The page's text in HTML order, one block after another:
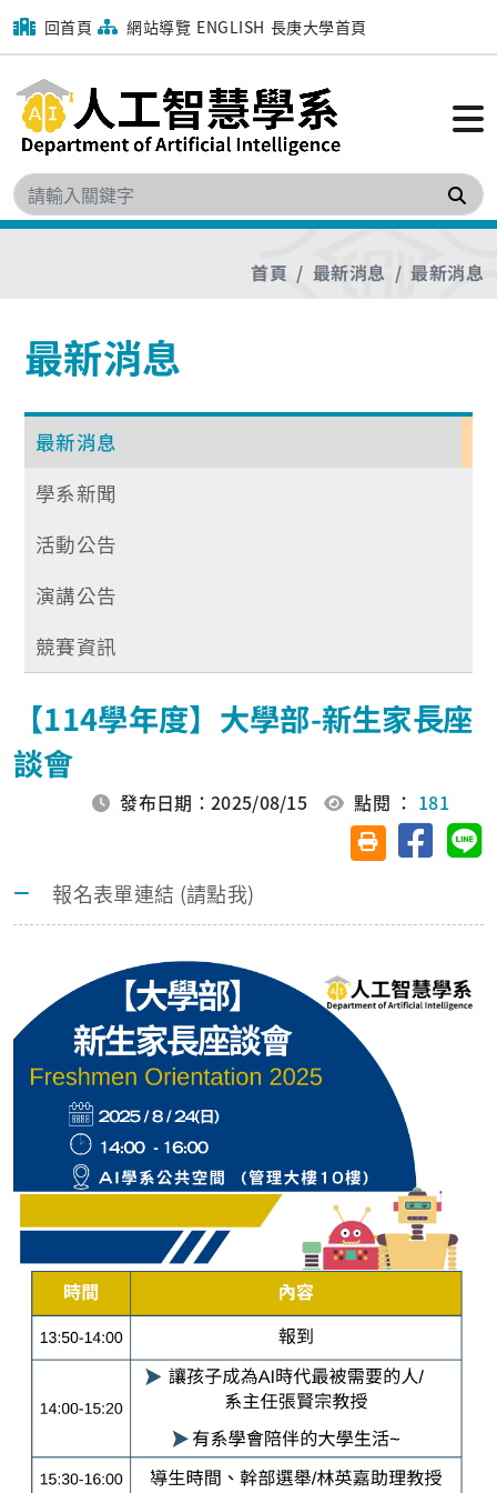
回首頁 網站導覽 ENGLISH 長庚大學首頁
搜
首頁 最新消息 最新消息
最新消息
最新消息
學系新聞
活動公告
演講公告
競賽資訊
【114學年度】大學部-新⽣家⻑座
談會
發布日期：2025/08/15 點閱 ： 181
友善列印(另開視
分享至
報名表單連結 (請點我)